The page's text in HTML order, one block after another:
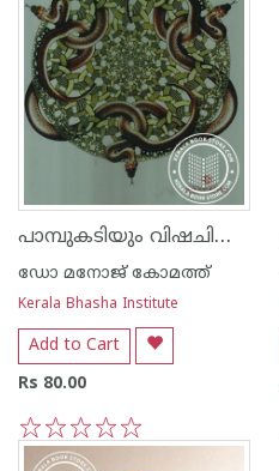
പാമ്പുകടിയും വിഷചികിത്സയും
ഡോ മനോജ് കോമത്ത്
Kerala Bhasha Institute
Add to Cart
Rs 80.00
5
4
3
2
1